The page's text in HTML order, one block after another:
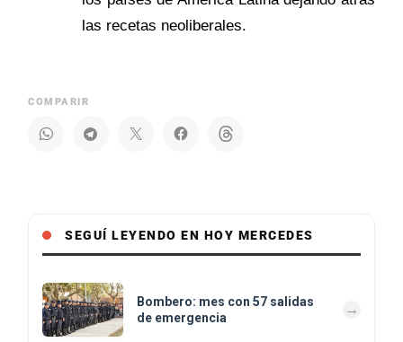
las recetas neoliberales.
COMPARIR
SEGUÍ LEYENDO EN HOY MERCEDES
Bombero: mes con 57 salidas
de emergencia